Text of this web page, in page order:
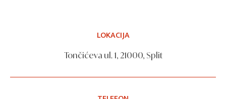
LOKACIJA
Tončićeva ul. 1, 21000, Split